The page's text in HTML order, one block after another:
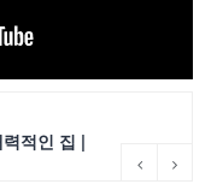
적인 집 |